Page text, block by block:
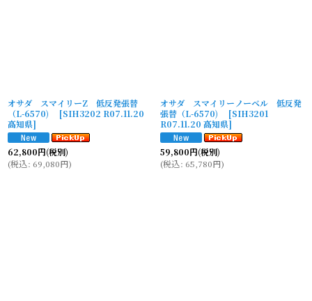
オサダ スマイリーZ 低反発張替
（L-6570)
[SIH3202 R07.11.20
高知県]
62,800円(税別)
(税込: 69,080円)
オサダ スマイリーノーベル 低反発
張替（L-6570)
[SIH3201
R07.11.20 高知県]
59,800円(税別)
(税込: 65,780円)